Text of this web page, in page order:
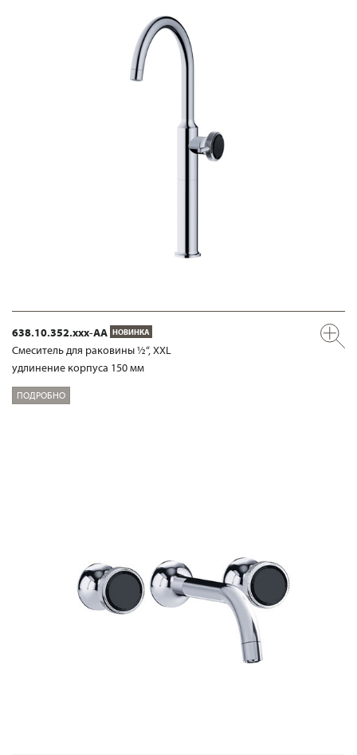
638.10.352.xxx-AA НОВИНКА
Смеситель для раковины ½“, XXL
удлинение корпуса 150 мм
ПОДРОБНО